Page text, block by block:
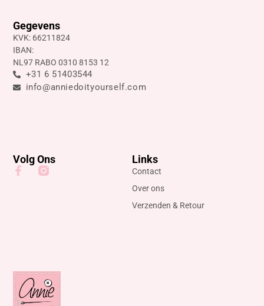
Links
Contact
Over ons
Verzenden & Retour
Gegevens
KVK: 66211824
IBAN:
NL97 RABO 0310 8153 12
+31 6 51403544
info@anniedoityourself.com
Volg Ons